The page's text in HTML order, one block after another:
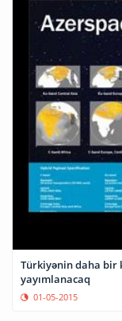
Türkiyənin daha bir
yayımlanacaq
01-05-2015